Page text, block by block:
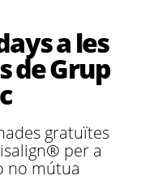
a les
de Grup
gratuïtes
per a
no mútua